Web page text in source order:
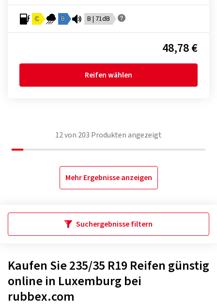
C B B | 71dB
48,78 €
Reifen wählen
12von 203 Produkten angezeigt
Mehr Ergebnisse anzeigen
Suchergebnisse filtern
Kaufen Sie 235/35 R19 Reifen günstig
online in Luxemburg bei
rubbex.com